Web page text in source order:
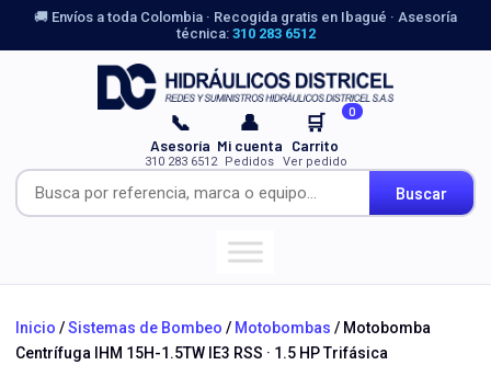
🚚 Envíos a toda Colombia · Recogida gratis en Ibagué · Asesoría
técnica: 310 283 6512
Buscar
📞
Asesoría
310 283 6512
👤
Mi cuenta
Pedidos
🛒 0
Carrito
Ver pedido
Inicio /Sistemas de Bombeo / Motobombas / Motobomba
Centrífuga IHM 15H-1.5TW IE3 RSS · 1.5 HP Trifásica